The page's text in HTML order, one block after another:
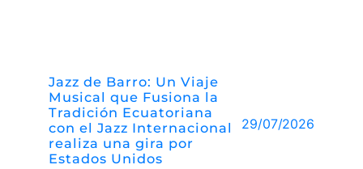
Jazz de Barro: Un Viaje
Musical que Fusiona la
Tradición Ecuatoriana
con el Jazz Internacional
realiza una gira por
Estados Unidos
29/07/2026